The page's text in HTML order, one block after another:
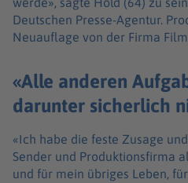
Deutschen Presse-Agentur.
Neuauflage von der Firma
«Alle anderen
darunter sicherlich
«Ich habe die feste Zusage
Sender und Produktionsfirma
und für mein übriges Leben,